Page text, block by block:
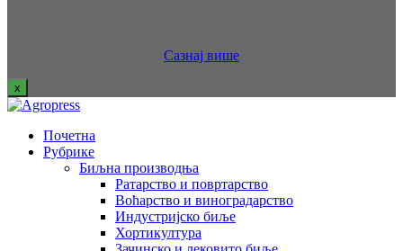
Сазнај више
x
Почетна
Рубрике
Биљна производња
Ратарство и повртарство
Воћарство и виноградарство
Индустријско биље
Хортикултура